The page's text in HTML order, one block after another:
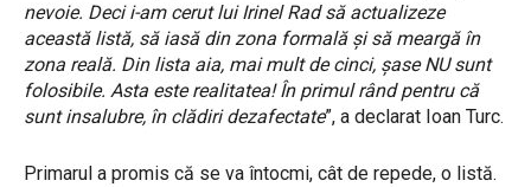
nevoie. Deci i-am cerut lui Irinel Rad să actualizeze
această listă, să iasă din zona formală și să meargă în
zona reală. Din lista aia, mai mult de cinci, șase NU sunt
folosibile. Asta este realitatea! În primul rând pentru că
sunt insalubre, în clădiri dezafectate”, a declarat Ioan Turc.
Primarul a promis că se va întocmi, cât de repede, o listă.